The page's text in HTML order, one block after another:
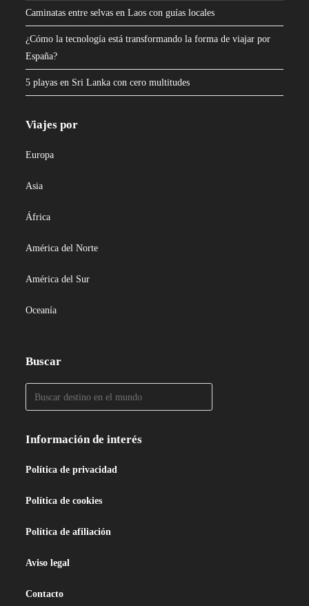
Caminatas entre selvas en Laos con guías locales
¿Cómo la tecnología está transformando la forma de viajar por
España?
5 playas en Sri Lanka con cero multitudes
Viajes por
Europa
Asia
África
América del Norte
América del Sur
Oceanía
Buscar
Información de interés
Política de privacidad
Política de cookies
Política de afiliación
Aviso legal
Contacto